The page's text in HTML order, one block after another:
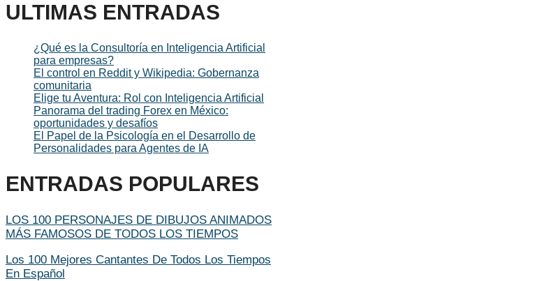
ULTIMAS ENTRADAS
¿Qué es la Consultoría en Inteligencia Artificial
para empresas?
El control en Reddit y Wikipedia: Gobernanza
comunitaria
Elige tu Aventura: Rol con Inteligencia Artificial
Panorama del trading Forex en México:
oportunidades y desafíos
El Papel de la Psicología en el Desarrollo de
Personalidades para Agentes de IA
ENTRADAS POPULARES
LOS 100 PERSONAJES DE DIBUJOS ANIMADOS
MÁS FAMOSOS DE TODOS LOS TIEMPOS
Los 100 Mejores Cantantes De Todos Los Tiempos
En Español